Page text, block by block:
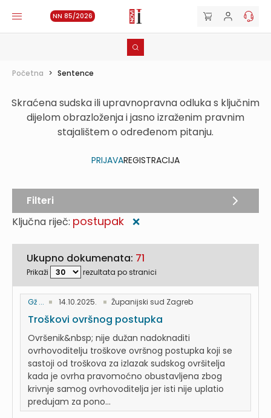
NN 85/2026
Početna > Sentence
Skraćena sudska ili upravnopravna odluka s ključnim
dijelom obrazloženja i jasno izraženim pravnim
stajalištem o određenom pitanju.
PRIJAVAREGISTRACIJA
Ključna riječ: postupak ❌
Ukupno dokumenata: 71
Prikaži rezultata po stranici
Gž ... 14.10.2025. Županijski sud Zagreb
Troškovi ovršnog postupka
Ovršenik&nbsp; nije dužan nadoknaditi
ovrhovoditelju troškove ovršnog postupka koji se
sastoji od troškova za izlazak sudskog ovršitelja
kada je ovrha pravomoćno obustavljena zbog
krivnje samog ovrhovoditelja jer isti nije uplatio
predujam za pono...
Filteri